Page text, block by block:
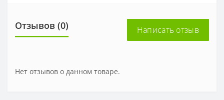
Отзывов (0) Написать отзыв
Нет отзывов о данном товаре.